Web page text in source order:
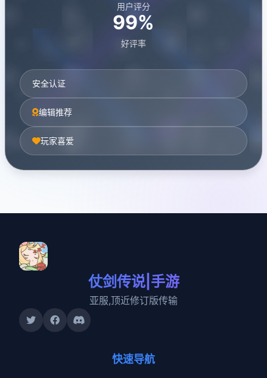
用户评分
99%
好评率
安全认证
编辑推荐
玩家喜爱
仗剑传说|手游
亚服,顶近修订版传输
快速导航